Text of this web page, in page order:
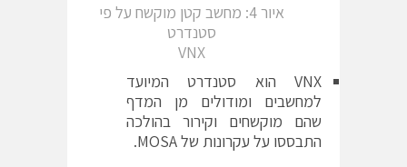
איור 4: מחשב קטן מוקשח על פי
סטנדרט
VNX
VNX הוא סטנדרט המיועד
למחשבים ומודולים מן המדף
שהם מוקשחים וקירור בהולכה
התבססו על עקרונות של MOSA.